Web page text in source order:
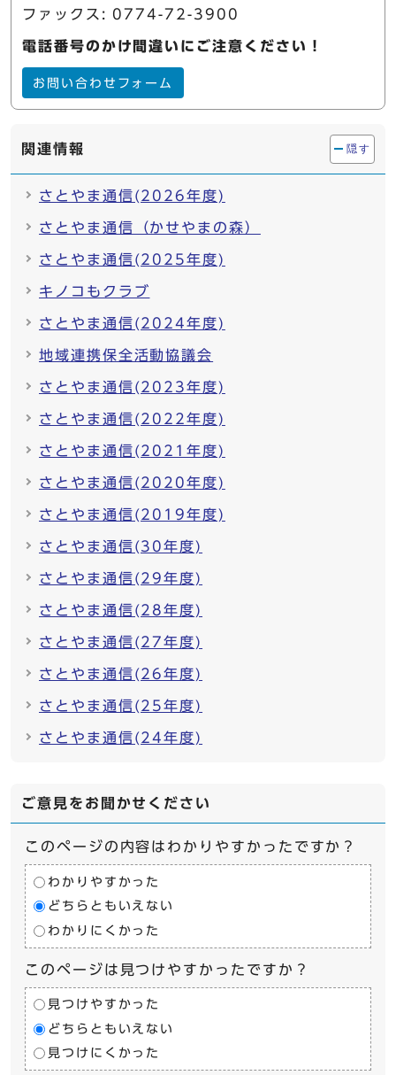
ファックス: 0774-72-3900
電話番号のかけ間違いにご注意ください！
お問い合わせフォーム
関連情報 隠す
さとやま通信(2026年度)
さとやま通信（かせやまの森）
さとやま通信(2025年度)
キノコもクラブ
さとやま通信(2024年度)
地域連携保全活動協議会
さとやま通信(2023年度)
さとやま通信(2022年度)
さとやま通信(2021年度)
さとやま通信(2020年度)
さとやま通信(2019年度)
さとやま通信(30年度)
さとやま通信(29年度)
さとやま通信(28年度)
さとやま通信(27年度)
さとやま通信(26年度)
さとやま通信(25年度)
さとやま通信(24年度)
ご意見をお聞かせください
このページの内容はわかりやすかったですか？
わかりやすかった
どちらともいえない
わかりにくかった
このページは見つけやすかったですか？
見つけやすかった
どちらともいえない
見つけにくかった